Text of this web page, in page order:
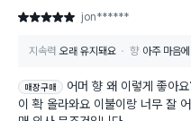
별점 5점 jon******
지속력 오래 유지돼요 향 아주 마음
매장구매
어머 향 왜 이렇게 좋아
이 확 올라와요 이불이랑 너무 잘